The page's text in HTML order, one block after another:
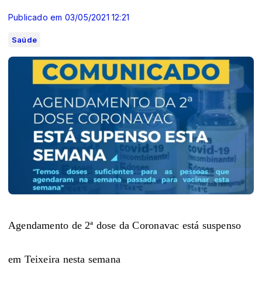
Publicado em 03/05/2021 12:21
Saúde
Agendamento de 2ª dose da Coronavac está suspenso
em Teixeira nesta semana